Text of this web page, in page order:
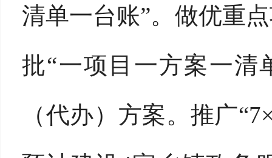
清单一台账”。做优重
批“一项目一方案一清
（代办）方案。推广